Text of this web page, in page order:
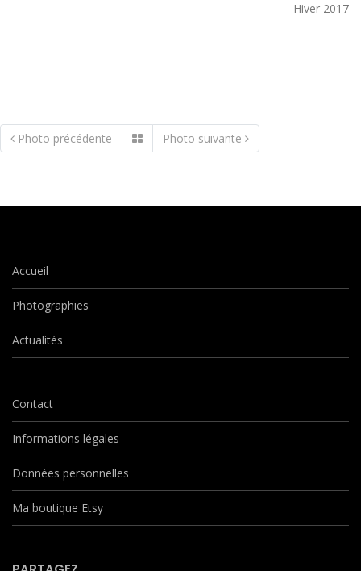
Hiver 2017
Photo précédente Photo suivante
Accueil
Photographies
Actualités
Contact
Informations légales
Données personnelles
Ma boutique Etsy